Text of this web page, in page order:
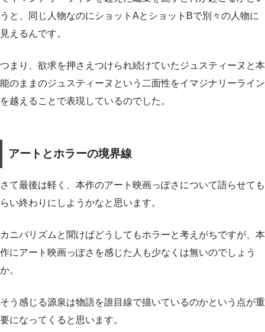
うと、同じ人物なのにショットAとショットBで別々の人物に
見えるんです。
つまり、欲求を押さえつけられ続けていたジュスティーヌと本
能のままのジュスティーヌという二面性をイマジナリーライン
を越えることで表現しているのでした。
アートとホラーの境界線
さて最後は軽く、本作のアート映画っぽさについて語らせても
らい終わりにしようかなと思います。
カニバリズムと聞けばどうしてもホラーと考えがちですが、本
作にアート映画っぽさを感じた人も少なくは無いのでしょう
か。
そう感じる源泉は物語を誰目線で描いているのかという点が重
要になってくると思います。